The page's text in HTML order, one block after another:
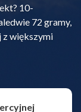
10-
72 gramy,
z większymi